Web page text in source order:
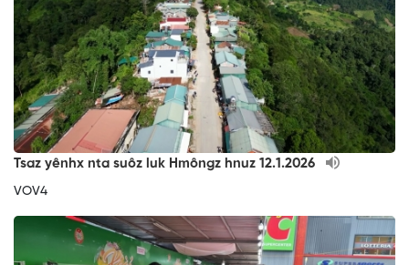
Tsaz yênhx nta suôz luk Hmôngz hnuz 12.1.2026
VOV4